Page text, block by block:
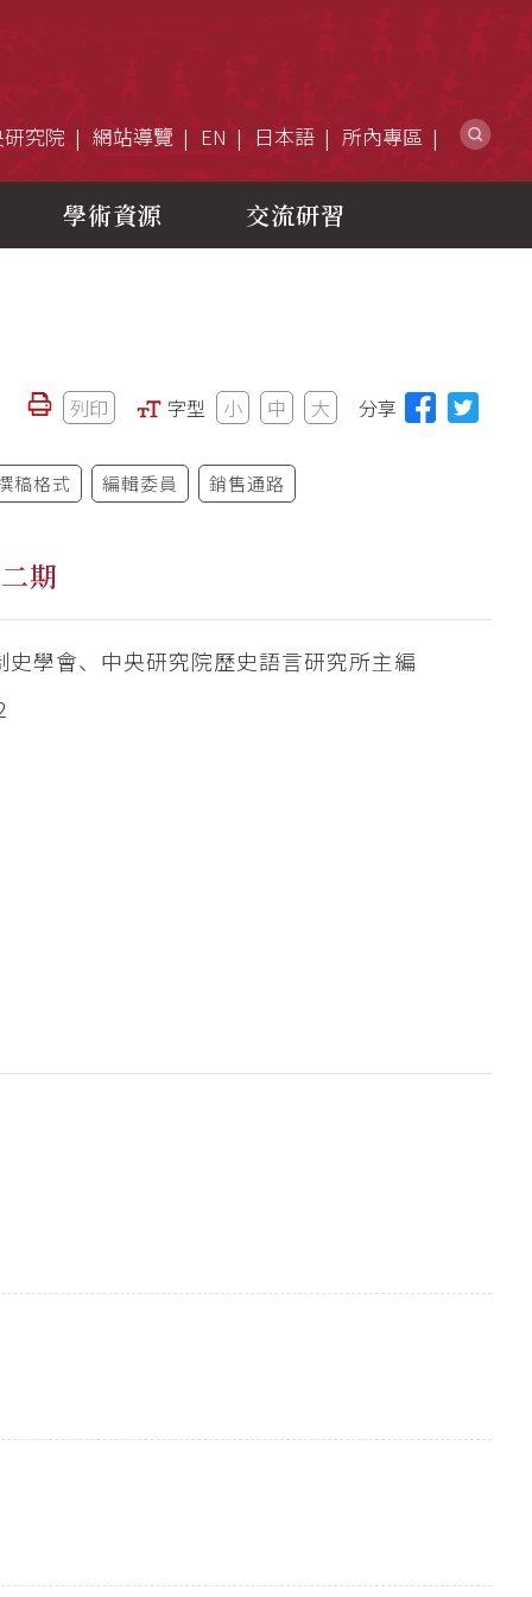
究院 網站導覽 EN 日本語 所內專區
學術資源 交流研習
列印 字型 小 中 大 分享
稿格式 編輯委員 銷售通路
期
史學會、中央研究院歷史語言研究所主編